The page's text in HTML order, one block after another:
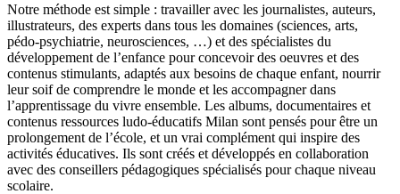
Notre méthode est simple : travailler avec les journalistes, auteurs,
illustrateurs, des experts dans tous les domaines (sciences, arts,
pédo-psychiatrie, neurosciences, …) et des spécialistes du
développement de l’enfance pour concevoir des oeuvres et des
contenus stimulants, adaptés aux besoins de chaque enfant, nourrir
leur soif de comprendre le monde et les accompagner dans
l’apprentissage du vivre ensemble. Les albums, documentaires et
contenus ressources ludo-éducatifs Milan sont pensés pour être un
prolongement de l’école, et un vrai complément qui inspire des
activités éducatives. Ils sont créés et développés en collaboration
avec des conseillers pédagogiques spécialisés pour chaque niveau
scolaire.